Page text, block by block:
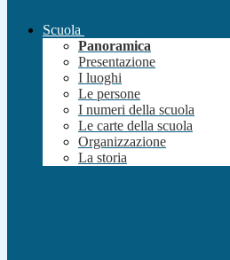
Scuola
Panoramica
Presentazione
I luoghi
Le persone
I numeri della scuola
Le carte della scuola
Organizzazione
La storia